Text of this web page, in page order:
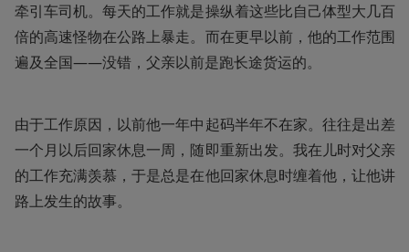
牵引车司机。每天的工作就是操纵着这些比自己体型大几百
倍的高速怪物在公路上暴走。而在更早以前，他的工作范围
遍及全国——没错，父亲以前是跑长途货运的。
由于工作原因，以前他一年中起码半年不在家。往往是出差
一个月以后回家休息一周，随即重新出发。我在儿时对父亲
的工作充满羡慕，于是总是在他回家休息时缠着他，让他讲
路上发生的故事。